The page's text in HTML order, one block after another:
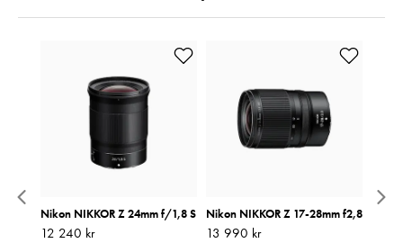
Nikon NIKKOR Z 24mm f/1,8 S
Pris :12 240 kr
12 240 kr
Nikon NIKKOR Z 17-28mm f2,8
Pris :13 990 kr
13 990 kr